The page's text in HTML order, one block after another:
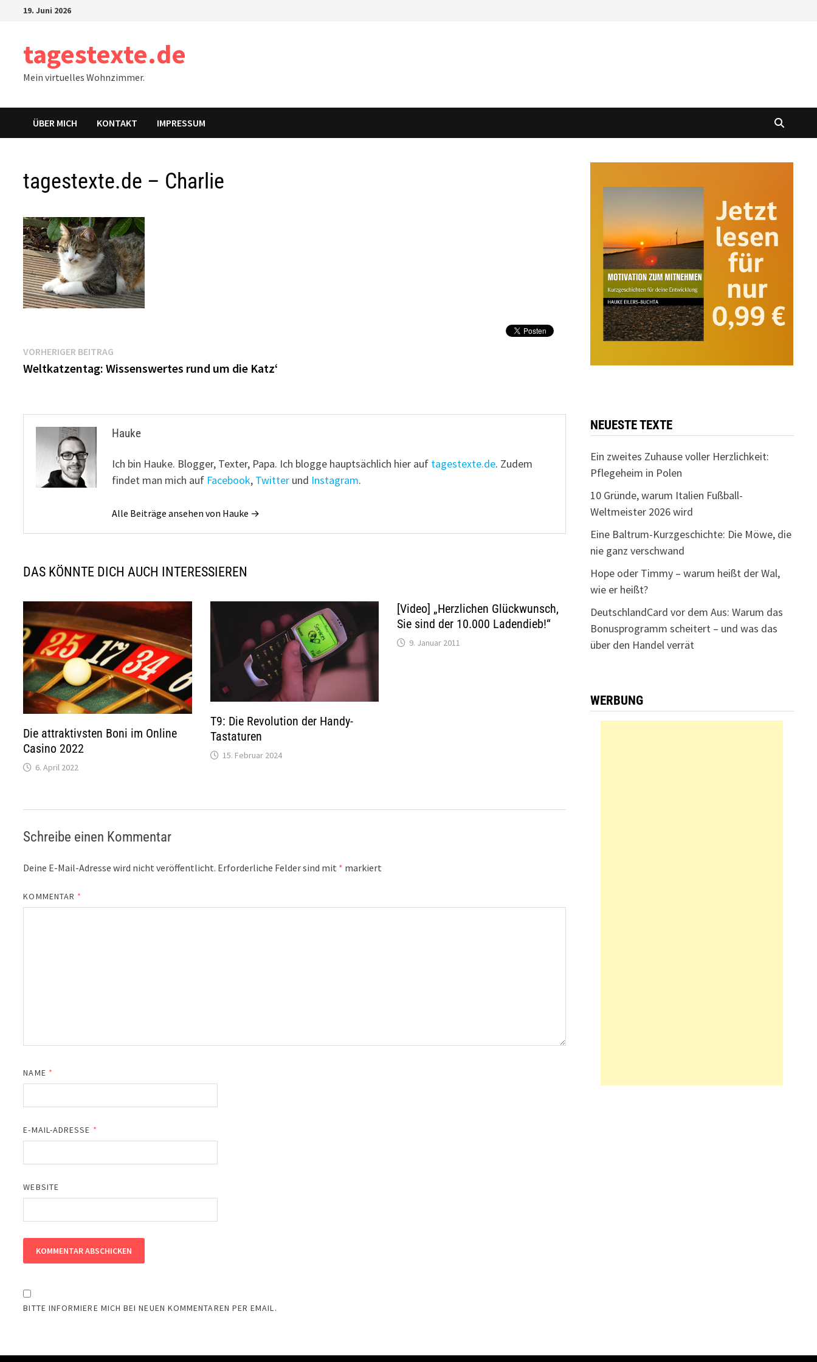
19. Juni 2026
tagestexte.de
Mein virtuelles Wohnzimmer.
ÜBER MICH KONTAKT IMPRESSUM
tagestexte.de – Charlie
Beitragsnavigation
VORHERIGER BEITRAG
Beitrag:
Weltkatzentag: Wissenswertes rund um die Katz‘
Hauke
Ich bin Hauke. Blogger, Texter, Papa. Ich blogge hauptsächlich hier auf tagestexte.de. Zudem
findet man mich auf Facebook, Twitter und Instagram.
Alle Beiträge ansehen von Hauke →
DAS KÖNNTE DICH AUCH INTERESSIEREN
Die attraktivsten Boni im Online
Casino 2022
6. April 2022
T9: Die Revolution der Handy-
Tastaturen
15. Februar 2024
[Video] „Herzlichen Glückwunsch,
Sie sind der 10.000 Ladendieb!“
9. Januar 2011
Schreibe einen Kommentar
Deine E-Mail-Adresse wird nicht veröffentlicht. Erforderliche Felder sind mit * markiert
KOMMENTAR *
NAME *
E-MAIL-ADRESSE *
WEBSITE
BITTE INFORMIERE MICH BEI NEUEN KOMMENTAREN PER EMAIL.
NEUESTE TEXTE
Ein zweites Zuhause voller Herzlichkeit:
Pflegeheim in Polen
10 Gründe, warum Italien Fußball-
Weltmeister 2026 wird
Eine Baltrum-Kurzgeschichte: Die Möwe, die
nie ganz verschwand
Hope oder Timmy – warum heißt der Wal,
wie er heißt?
DeutschlandCard vor dem Aus: Warum das
Bonusprogramm scheitert – und was das
über den Handel verrät
WERBUNG